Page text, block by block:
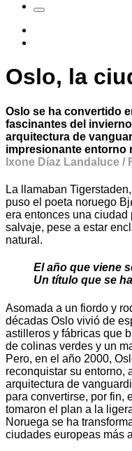
Oslo, la
Oslo se ha convertido
fascinantes del
arquitectura de
impresionante entorno
Ixone Díaz Landaluce /
La llamaban
puso el poeta noruego
era entonces una
salvaje, pese a estar
natural.
El año que viene
Un título que se
Asomada a un fiordo y
décadas Oslo vivió de
astilleros y fábricas que
de colinas verdes y un
Pero, en el año 2000,
reconquistar su entorno,
arquitectura de
para convertirse, por fin,
tomaron el plan a la
Noruega se ha
ciudades europeas más